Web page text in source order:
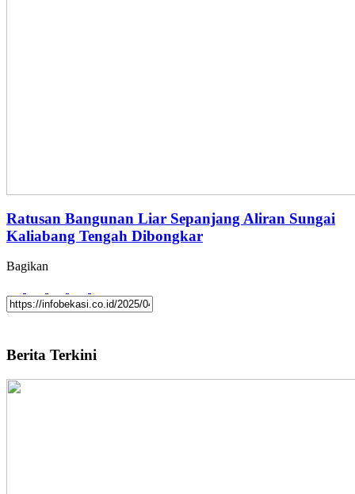
Ratusan Bangunan Liar Sepanjang Aliran Sungai
Kaliabang Tengah Dibongkar
Bagikan
Berita Terkini